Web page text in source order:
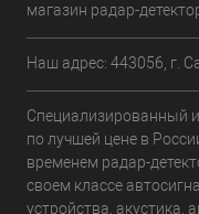
магазин радар-
Наш адрес: 443056, г.
Специализированный
по лучшей цене в
временем радар-
своем классе
устройства, акустика,